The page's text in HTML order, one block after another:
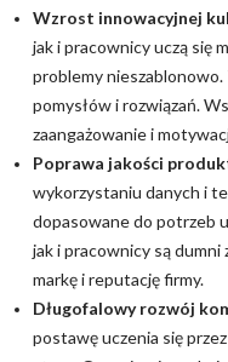
Wzrost innowacyjnej
jak i pracownicy uczą się
problemy
pomysłów i rozwiązań.
zaangażowanie i
Poprawa jakości
wykorzystaniu danych i
dopasowane do potrzeb
jak i pracownicy są
markę i reputację firmy.
Długofalowy rozwój
postawę uczenia się